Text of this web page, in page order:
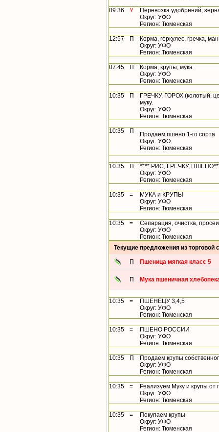
09:36 У
Перевозка удобрений,
Округ: УФО
Регион: Тюменская
12:57 П
Корма, геркулес, гречка,
Округ: УФО
Регион: Тюменская
07:45 П
Корма, крупы, мука
Округ: УФО
Регион: Тюменская
10:35 П
ГРЕЧКУ, ГОРОХ (колотый,
муку.
Округ: УФО
Регион: Тюменская
10:35 П
Продаем пшено 1-го сорта
Округ: УФО
Регион: Тюменская
10:35 П **** РИС, ГРЕЧКУ,
Округ: УФО
Регион: Тюменская
10:35 =
МУКА и КРУПЫ
Округ: УФО
Регион: Тюменская
10:35 =
Сепарация, очистка,
Округ: УФО
Регион: Тюменская
Текущие предложения из торговой
П Пшеница мягкая класс 5
П Мука пшеничная
10:35 =
ПШЕНЕЦУ 3,4,5
Округ: УФО
Регион: Тюменская
10:35 =
ПШЕНО РОССИИ
Округ: УФО
Регион: Тюменская
10:35 П
Продаем крупы
Округ: УФО
Регион: Тюменская
10:35 =
Реализуем Муку и крупы от
Округ: УФО
Регион: Тюменская
10:35 =
Покупаем крупы
Округ: УФО
Регион: Тюменская